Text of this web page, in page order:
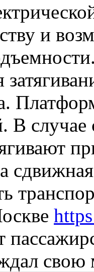
и
В
свою